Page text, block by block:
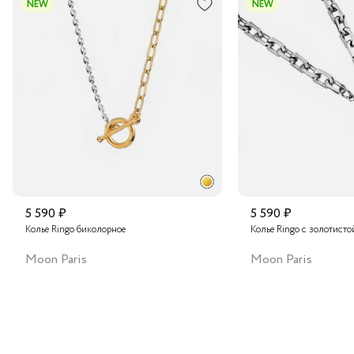
украшений и сохранение первоначального внешнего вида
при правильном уходе.
Транспортной компанией по России
Подробнее о сроках доставки
NEW
5 590 ₽
Колье Ringo биколорное
Moon Paris
NEW
5 590 ₽
Колье Ringo с
Moon Paris